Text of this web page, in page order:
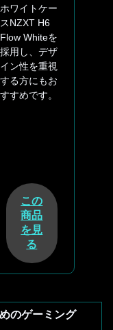
ホワイトケー
スNZXT H6
Flow Whiteを
採用し、デザ
イン性を重視
する方にもお
すすめです。
この
商品
を見
る
のゲーミング